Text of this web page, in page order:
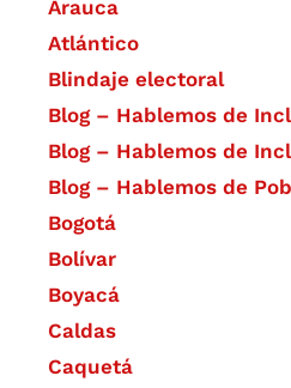
Arauca
Atlántico
Blindaje electoral
Blog – Hablemos de
Blog – Hablemos de
Blog – Hablemos de
Bogotá
Bolívar
Boyacá
Caldas
Caquetá